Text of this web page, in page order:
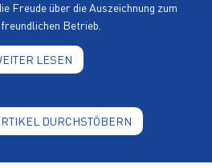
Freude über die Auszeichnung zum
Betrieb.
LESEN
DURCHSTÖBERN